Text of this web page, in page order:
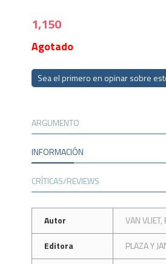
1,150
Agotado
Sea el primero en opinar sobre
ARGUMENTO
INFORMACIÓN
CRÍTICAS/REVIEWS
Autor
VAN VLIET,
Editora
PLAZA Y